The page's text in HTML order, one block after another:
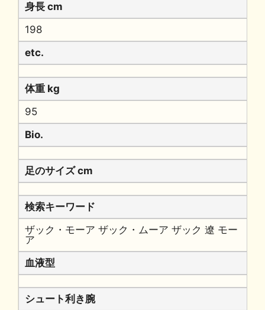
身長 cm
198
etc.
体重 kg
95
Bio.
足のサイズ cm
検索キーワード
ザック・モーア ザック・ムーア ザック 遼 モー
ア
血液型
シュート利き腕